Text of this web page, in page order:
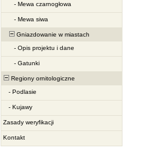
- Mewa czarnogłowa
- Mewa siwa
Gniazdowanie w miastach
- Opis projektu i dane
- Gatunki
Regiony ornitologiczne
- Podlasie
- Kujawy
Zasady weryfikacji
Kontakt